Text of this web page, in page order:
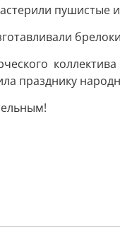
пушистые
коллектива
празднику